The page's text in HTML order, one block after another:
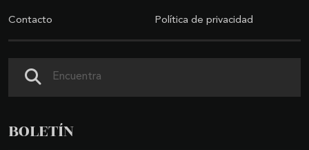
Contacto Política de privacidad
BOLETÍN